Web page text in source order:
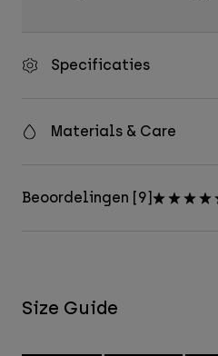
Specificaties
Materials & Care
Beoordelingen [9]
Size Guide